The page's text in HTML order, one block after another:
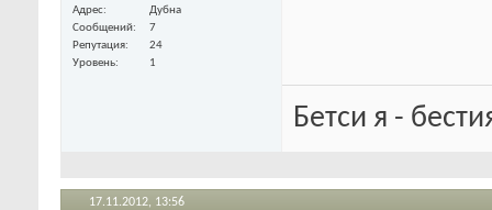
Адрес
Дубна
Сообщений
7
Репутация
24
Уровень
1
Бетси я -
17.11.2012, 13:56